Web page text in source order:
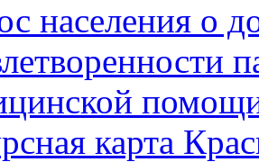
населения о
карта